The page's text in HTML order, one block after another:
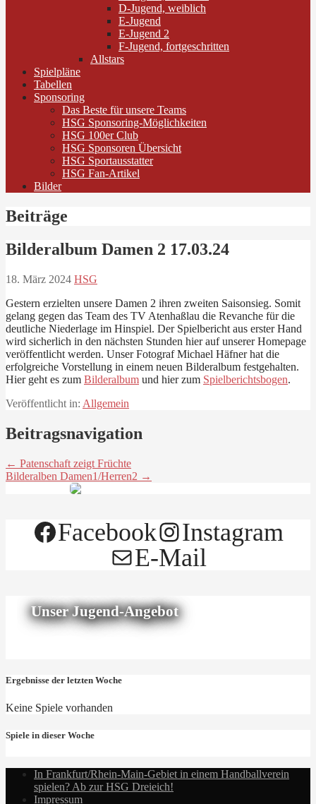
D-Jugend, weiblich
E-Jugend
E-Jugend 2
F-Jugend, fortgeschritten
Allstars
Spielpläne
Tabellen
Sponsoring
Das Beste für unsere Teams
HSG Sponsoring-Möglichkeiten
HSG 100er Club
HSG Sponsoren Übersicht
HSG Sportausstatter
HSG Fan-Artikel
Bilder
Beiträge
Bilderalbum Damen 2 17.03.24
18. März 2024 HSG
Gestern erzielten unsere Damen 2 ihren zweiten Saisonsieg. Somit
gelang gegen das Team des TV Atenhaßlau die Revanche für die
deutliche Niederlage im Hinspiel. Der Spielbericht aus erster Hand
wird sicherlich in den nächsten Stunden hier auf unserer Homepage
veröffentlicht werden. Unser Fotograf Michael Häfner hat die
erfolgreiche Vorstellung in einem neuen Bilderalbum festgehalten.
Hier geht es zum Bilderalbum und hier zum Spielberichtsbogen.
Veröffentlicht in: Allgemein
Beitragsnavigation
← Patenschaft zeigt Früchte
Bilderalben Damen1/Herren2 →
Facebook
Instagram
E-Mail
Unser Jugend-Angebot
Ergebnisse der letzten Woche
Keine Spiele vorhanden
Spiele in dieser Woche
In Frankfurt/Rhein-Main-Gebiet in einem Handballverein
spielen? Ab zur HSG Dreieich!
Impressum